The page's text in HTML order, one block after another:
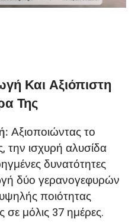
Και Αξιόπιστη
Της
Αξιοποιώντας το
την ισχυρή αλυσίδα
δυνατότητες
δύο γερανογεφυρών
ποιότητας
μόλις 37 ημέρες.